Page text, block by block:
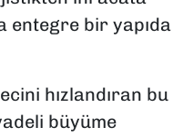
entegre bir yapıda
hızlandıran bu
büyüme